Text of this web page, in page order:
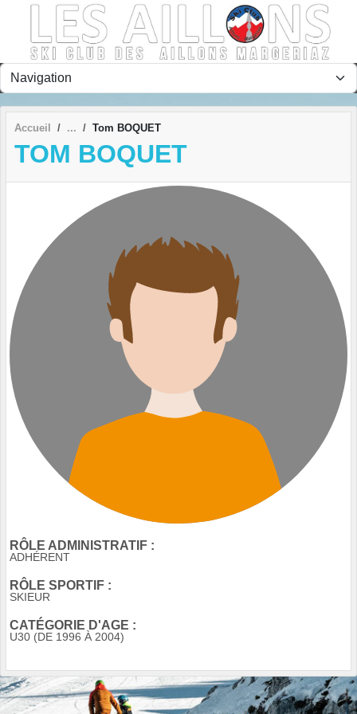
Accueil Tom BOQUET
TOM BOQUET
RÔLE ADMINISTRATIF :
ADHÉRENT
RÔLE SPORTIF :
SKIEUR
CATÉGORIE D'AGE :
U30 (DE 1996 À 2004)
Panneau de gestion des cookies